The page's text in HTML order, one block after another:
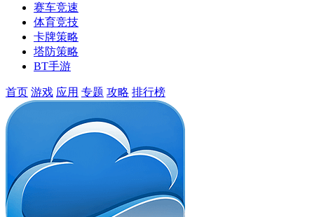
赛车竞速
体育竞技
卡牌策略
塔防策略
BT手游
首页 游戏 应用 专题 攻略 排行榜